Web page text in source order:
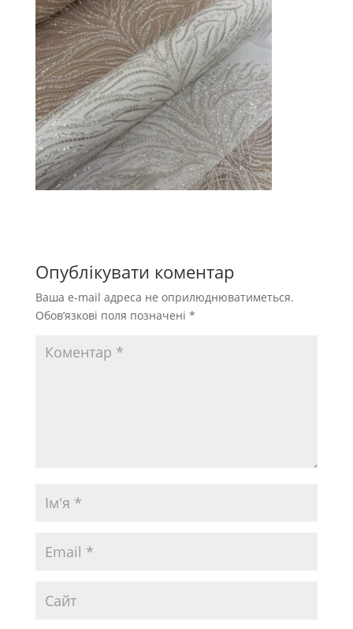
Опублікувати коментар
Ваша e-mail адреса не оприлюднюватиметься.
Обов’язкові поля позначені *